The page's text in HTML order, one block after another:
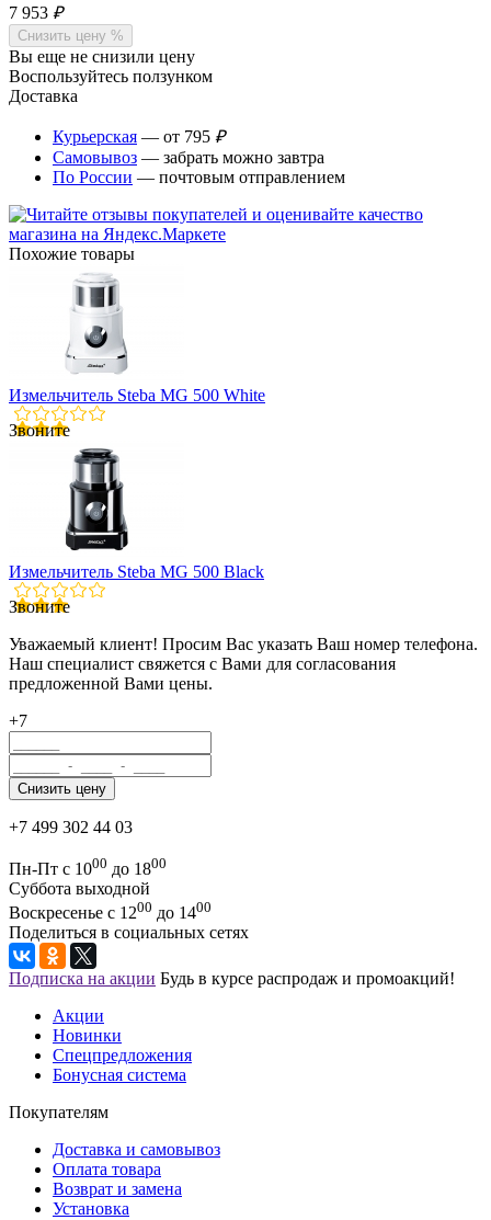
7 953 ₽
Снизить цену %
Вы еще не снизили цену
Воспользуйтесь ползунком
Доставка
Курьерская — от 795 ₽
Самовывоз — забрать можно завтра
По России — почтовым отправлением
Похожие товары
Измельчитель Steba MG 500 White
Звоните
Измельчитель Steba MG 500 Black
Звоните
Уважаемый клиент! Просим Вас указать Ваш номер телефона.
Наш специалист свяжется с Вами для согласования
предложенной Вами цены.
+7
+7 499 302 44 03
Пн-Пт с 1000 до 1800
Суббота выходной
Воскресенье с 1200 до 1400
Поделиться в социальных сетях
Подписка на акции Будь в курсе распродаж и промоакций!
Акции
Новинки
Спецпредложения
Бонусная система
Покупателям
Доставка и самовывоз
Оплата товара
Возврат и замена
Установка